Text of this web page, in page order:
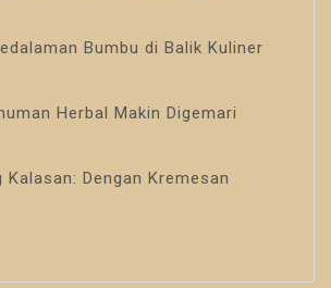
Bumbu di Balik Kuliner
Herbal Makin Digemari
Kalasan: Dengan Kremesan